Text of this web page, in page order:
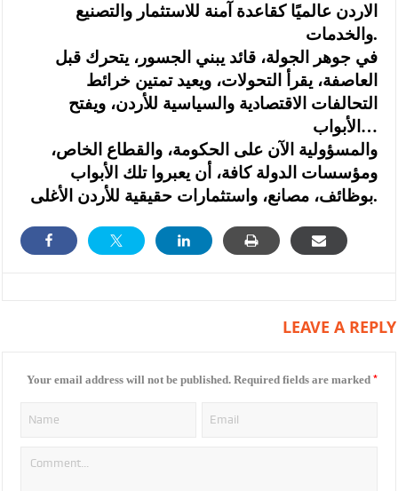
الاردن عالميًا كقاعدة آمنة للاستثمار والتصنيع
والخدمات.
في جوهر الجولة، قائد يبني الجسور، يتحرك قبل
العاصفة، يقرأ التحولات، ويعيد تمتين خرائط
التحالفات الاقتصادية والسياسية للأردن، ويفتح
الأبواب…
والمسؤولية الآن على الحكومة، والقطاع الخاص،
ومؤسسات الدولة كافة، أن يعبروا تلك الأبواب
بوظائف، مصانع، واستثمارات حقيقية للأردن الأغلى.
LEAVE A REPLY
Your email address will not be published. Required fields are marked *